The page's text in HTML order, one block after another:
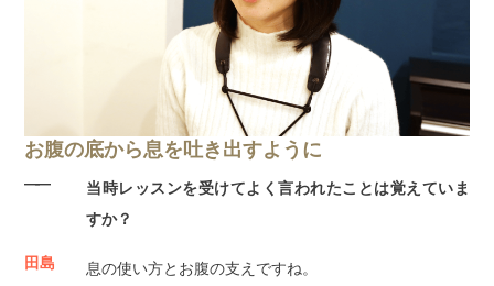
お腹の底から息を吐き出すように
――
当時レッスンを受けてよく言われたことは覚えていま
すか？
田島
息の使い方とお腹の支えですね。